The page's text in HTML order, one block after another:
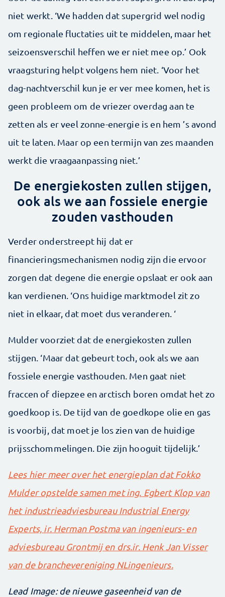
niet werkt. ‘We hadden dat supergrid wel nodig
om regionale fluctaties uit te middelen, maar het
seizoensverschil heffen we er niet mee op.’ Ook
vraagsturing helpt volgens hem niet. ‘Voor het
dag-nachtverschil kun je er ver mee komen, het is
geen probleem om de vriezer overdag aan te
zetten als er veel zonne-energie is en hem ’s avond
uit te laten. Maar op een termijn van zes maanden
werkt die vraagaanpassing niet.’
De energiekosten zullen stijgen,
ook als we aan fossiele energie
zouden vasthouden
Verder onderstreept hij dat er
financieringsmechanismen nodig zijn die ervoor
zorgen dat degene die energie opslaat er ook aan
kan verdienen. ‘Ons huidige marktmodel zit zo
niet in elkaar, dat moet dus veranderen. ‘
Mulder voorziet dat de energiekosten zullen
stijgen. ‘Maar dat gebeurt toch, ook als we aan
fossiele energie vasthouden. Men gaat niet
fraccen of diepzee en arctisch boren omdat het zo
goedkoop is. De tijd van de goedkope olie en gas
is voorbij, dat moet je los zien van de huidige
prijsschommelingen. Die zijn hooguit tijdelijk.’
Lees hier meer over het energieplan dat Fokko
Mulder opstelde samen met ing. Egbert Klop van
het industrieadviesbureau Industrial Energy
Experts, ir. Herman Postma van ingenieurs- en
adviesbureau Grontmij en drs.ir. Henk Jan Visser
van de branchevereniging NLingenieurs.
Lead Image: de nieuwe gaseenheid van de